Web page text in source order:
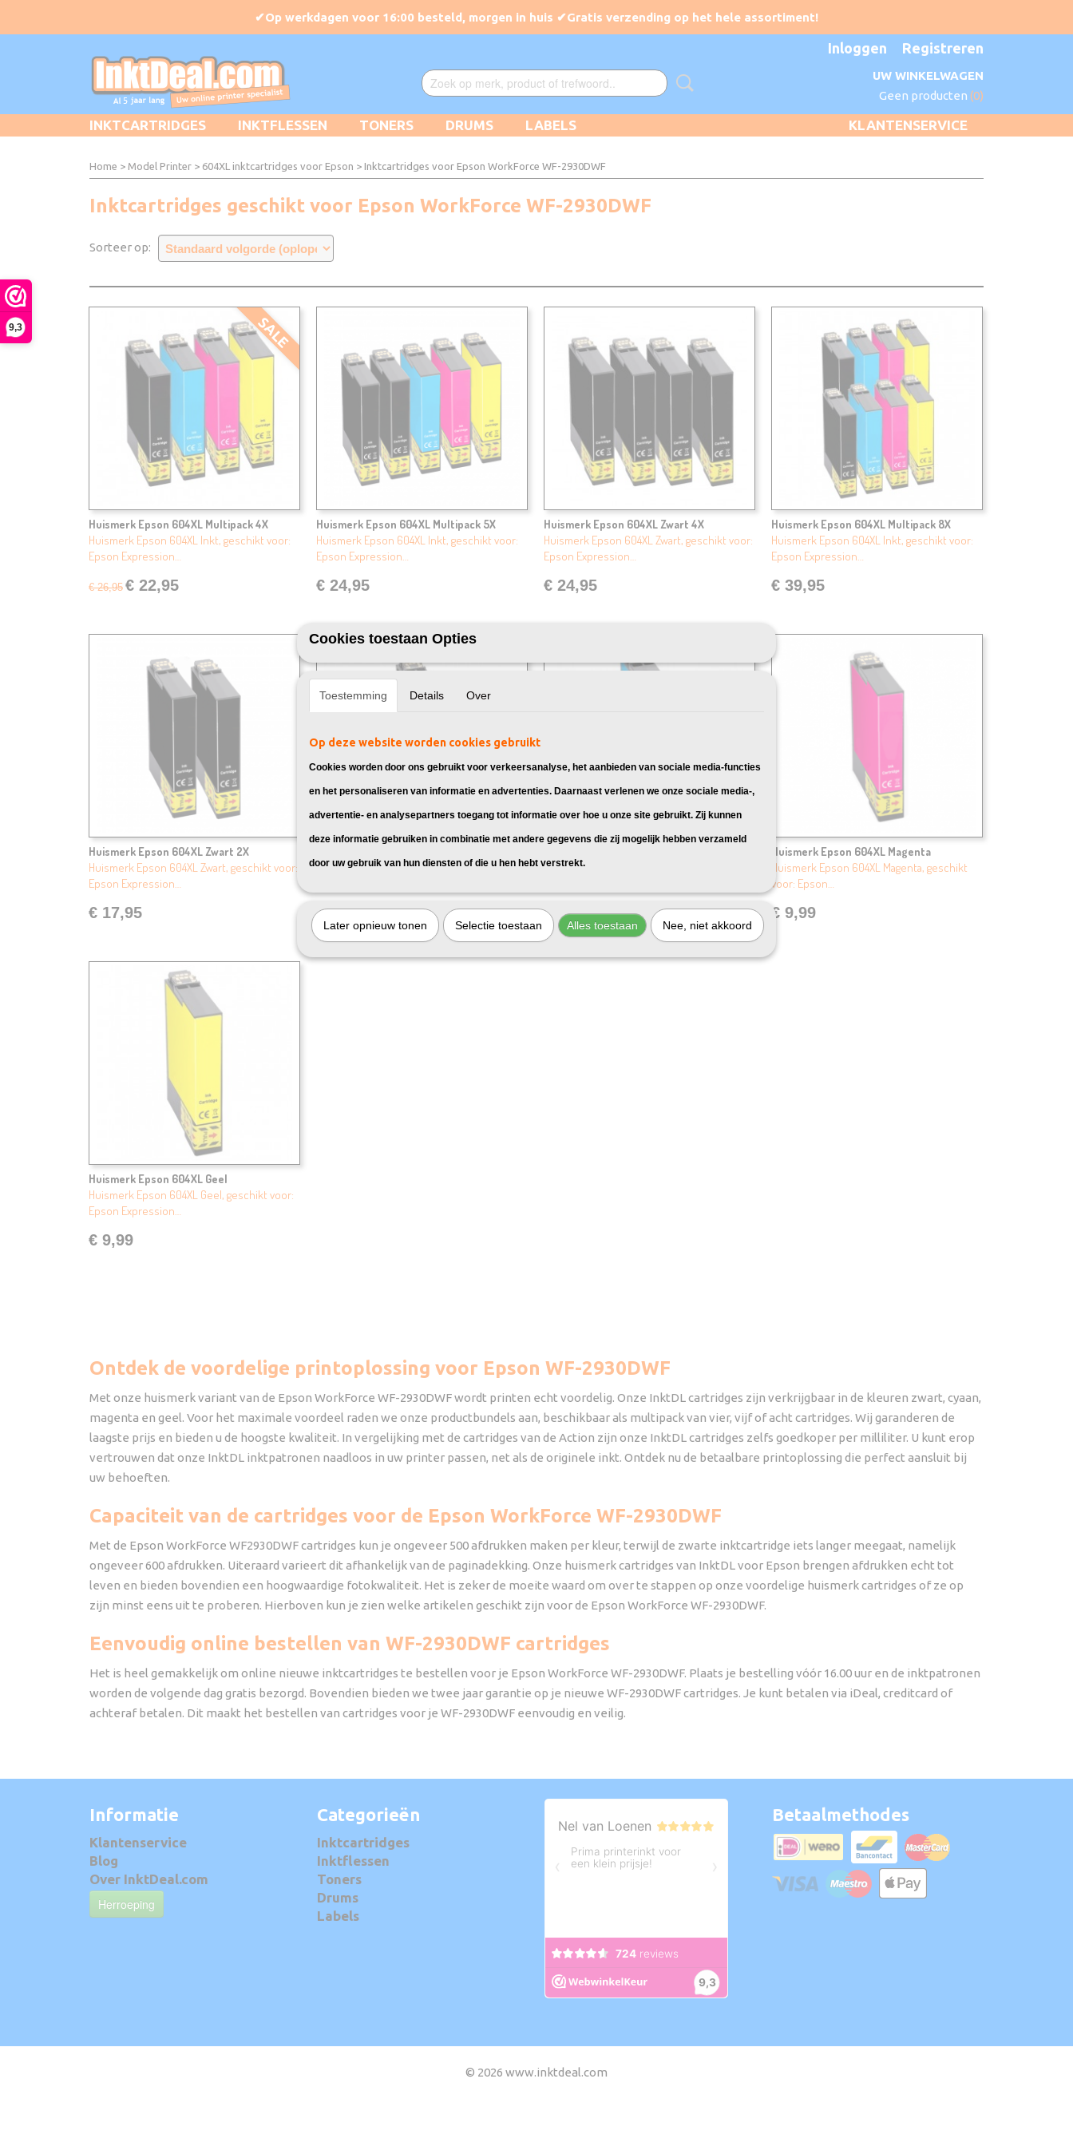
9,3
Inloggen Registreren
UW WINKELWAGEN
Geen producten (0)
KLANTENSERVICE
INKTCARTRIDGES INKTFLESSEN TONERS DRUMS LABELS
Home > Model Printer > 604XL inktcartridges voor Epson > Inktcartridges voor Epson WorkForce WF-2930DWF
Inktcartridges geschikt voor Epson WorkForce WF-2930DWF
Sorteer op:
SALE
Huismerk Epson 604XL Multipack 4X
Huismerk Epson 604XL Inkt, geschikt voor:
Epson Expression…
€ 26,95 € 22,95
Huismerk Epson 604XL Multipack 5X
Huismerk Epson 604XL Inkt, geschikt voor:
Epson Expression…
€ 24,95
Huismerk Epson 604XL Zwart 4X
Huismerk Epson 604XL Zwart, geschikt voor:
Epson Expression…
€ 24,95
Huismerk Epson 604XL Multipack 8X
Huismerk Epson 604XL Inkt, geschikt voor:
Epson Expression…
€ 39,95
Huismerk Epson 604XL Zwart 2X
Huismerk Epson 604XL Zwart, geschikt voor:
Epson Expression…
€ 17,95
Huismerk Epson 604XL Zwart, geschikt voor:
€ 9,99
Huismerk Epson 604XL Cyaan, geschikt voor:
€ 9,99
Huismerk Epson 604XL Magenta
Huismerk Epson 604XL Magenta, geschikt
voor: Epson…
€ 9,99
Huismerk Epson 604XL Geel
Huismerk Epson 604XL Geel, geschikt voor:
Epson Expression…
€ 9,99
Ontdek de voordelige printoplossing voor Epson WF-2930DWF
Met onze huismerk variant van de Epson WorkForce WF-2930DWF wordt printen echt voordelig. Onze InktDL cartridges zijn verkrijgbaar in de kleuren zwart, cyaan,
magenta en geel. Voor het maximale voordeel raden we onze productbundels aan, beschikbaar als multipack van vier, vijf of acht cartridges. Wij garanderen de
laagste prijs en bieden u de hoogste kwaliteit. In vergelijking met de cartridges van de Action zijn onze InktDL cartridges zelfs goedkoper per milliliter. U kunt erop
vertrouwen dat onze InktDL inktpatronen naadloos in uw printer passen, net als de originele inkt. Ontdek nu de betaalbare printoplossing die perfect aansluit bij
uw behoeften.
Capaciteit van de cartridges voor de Epson WorkForce WF-2930DWF
Met de Epson WorkForce WF2930DWF cartridges kun je ongeveer 500 afdrukken maken per kleur, terwijl de zwarte inktcartridge iets langer meegaat, namelijk
ongeveer 600 afdrukken. Uiteraard varieert dit afhankelijk van de paginadekking. Onze huismerk cartridges van InktDL voor Epson brengen afdrukken echt tot
leven en bieden bovendien een hoogwaardige fotokwaliteit. Het is zeker de moeite waard om over te stappen op onze voordelige huismerk cartridges of ze op
zijn minst eens uit te proberen. Hierboven kun je zien welke artikelen geschikt zijn voor de Epson WorkForce WF-2930DWF.
Eenvoudig online bestellen van WF-2930DWF cartridges
Het is heel gemakkelijk om online nieuwe inktcartridges te bestellen voor je Epson WorkForce WF-2930DWF. Plaats je bestelling vóór 16.00 uur en de inktpatronen
worden de volgende dag gratis bezorgd. Bovendien bieden we twee jaar garantie op je nieuwe WF-2930DWF cartridges. Je kunt betalen via iDeal, creditcard of
achteraf betalen. Dit maakt het bestellen van cartridges voor je WF-2930DWF eenvoudig en veilig.
Informatie
Klantenservice
Blog
Over InktDeal.com
Herroeping
Categorieën
Inktcartridges
Inktflessen
Toners
Drums
Labels
Betaalmethodes
© 2026 www.inktdeal.com
Cookies toestaan Opties
Toestemming Details Over
Op deze website worden cookies gebruikt
Cookies worden door ons gebruikt voor verkeersanalyse, het aanbieden van sociale media-functies
en het personaliseren van informatie en advertenties. Daarnaast verlenen we onze sociale media-,
advertentie- en analysepartners toegang tot informatie over hoe u onze site gebruikt. Zij kunnen
deze informatie gebruiken in combinatie met andere gegevens die zij mogelijk hebben verzameld
door uw gebruik van hun diensten of die u hen hebt verstrekt.
Later opnieuw tonen Selectie toestaan Alles toestaan Nee, niet akkoord